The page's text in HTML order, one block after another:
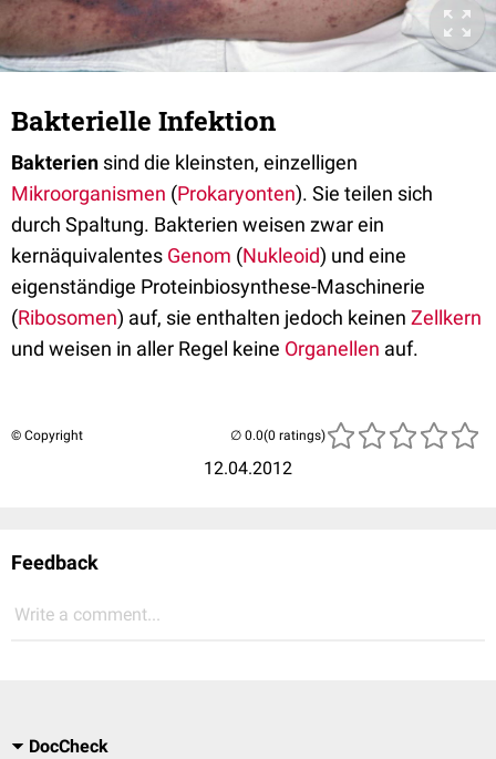
Bakterielle Infektion
Bakterien sind die kleinsten, einzelligen
Mikroorganismen (Prokaryonten). Sie teilen sich
durch Spaltung. Bakterien weisen zwar ein
kernäquivalentes Genom (Nukleoid) und eine
eigenständige Proteinbiosynthese-Maschinerie
(Ribosomen) auf, sie enthalten jedoch keinen Zellkern
und weisen in aller Regel keine Organellen auf.
© Copyright
12.04.2012
(0 ratings)
Feedback
Write a comment...
DocCheck